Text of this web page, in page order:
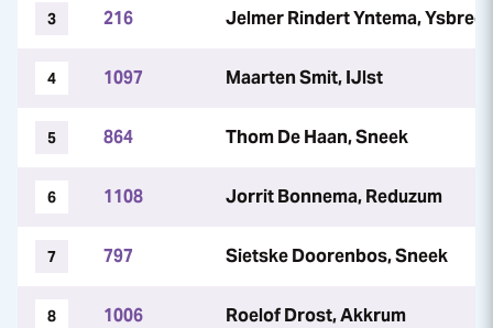
3 216 Jelmer Rindert Yntema,
4 1097 Maarten Smit, IJlst
5 864 Thom De Haan, Sneek
6 1108 Jorrit Bonnema, Reduzum
7 797 Sietske Doorenbos, Sneek
8 1006 Roelof Drost, Akkrum